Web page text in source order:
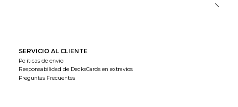
SERVICIO AL CLIENTE
Políticas de envío
Responsabilidad de DecksCards en extravíos
Preguntas Frecuentes